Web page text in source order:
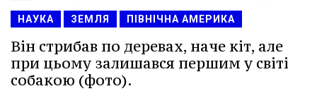
НАУКА ЗЕМЛЯ ПІВНІЧНА АМЕРИКА
Він стрибав по деревах, наче кіт, але
при цьому залишався першим у світі
собакою (фото).